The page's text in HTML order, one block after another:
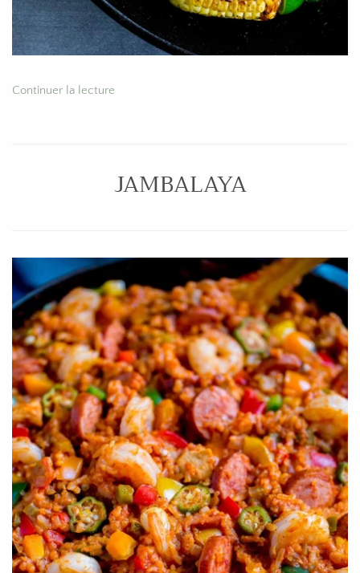
Continuer la lecture
JAMBALAYA